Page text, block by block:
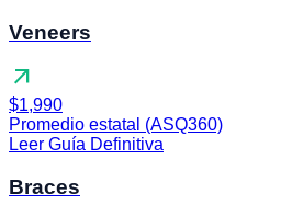
Veneers
arrow_outward
$1,990
Promedio estatal (ASQ360)
Leer Guía Definitiva
Braces